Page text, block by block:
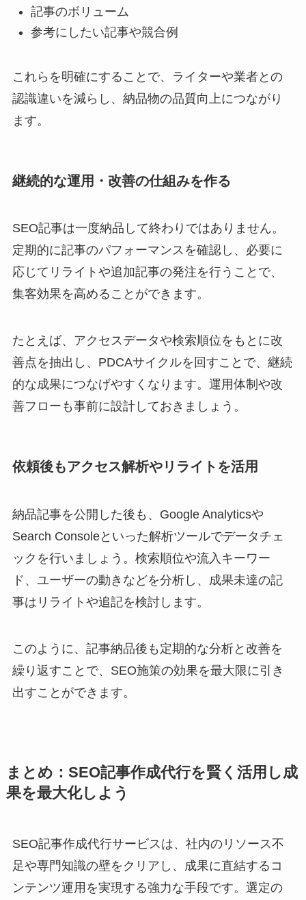
記事のボリューム
参考にしたい記事や競合例
これらを明確にすることで、ライターや業者との
認識違いを減らし、納品物の品質向上につながり
ます。
継続的な運用・改善の仕組みを作る
SEO記事は一度納品して終わりではありません。
定期的に記事のパフォーマンスを確認し、必要に
応じてリライトや追加記事の発注を行うことで、
集客効果を高めることができます。
たとえば、アクセスデータや検索順位をもとに改
善点を抽出し、PDCAサイクルを回すことで、継続
的な成果につなげやすくなります。運用体制や改
善フローも事前に設計しておきましょう。
依頼後もアクセス解析やリライトを活用
納品記事を公開した後も、Google Analyticsや
Search Consoleといった解析ツールでデータチェ
ックを行いましょう。検索順位や流入キーワー
ド、ユーザーの動きなどを分析し、成果未達の記
事はリライトや追記を検討します。
このように、記事納品後も定期的な分析と改善を
繰り返すことで、SEO施策の効果を最大限に引き
出すことができます。
まとめ：SEO記事作成代行を賢く活用し成
果を最大化しよう
SEO記事作成代行サービスは、社内のリソース不
足や専門知識の壁をクリアし、成果に直結するコ
ンテンツ運用を実現する強力な手段です。選定の